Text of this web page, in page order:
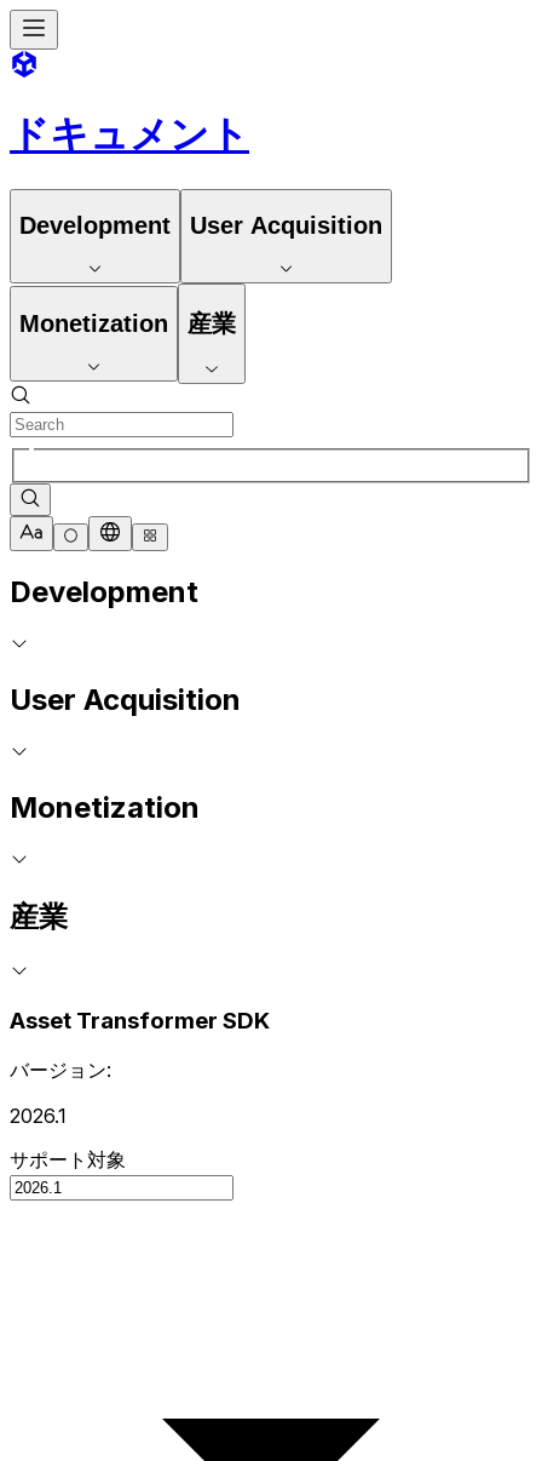
ドキュメント
Development User Acquisition
Monetization 産業
Development
User Acquisition
Monetization
産業
Asset Transformer SDK
バージョン:
2026.1
サポート対象